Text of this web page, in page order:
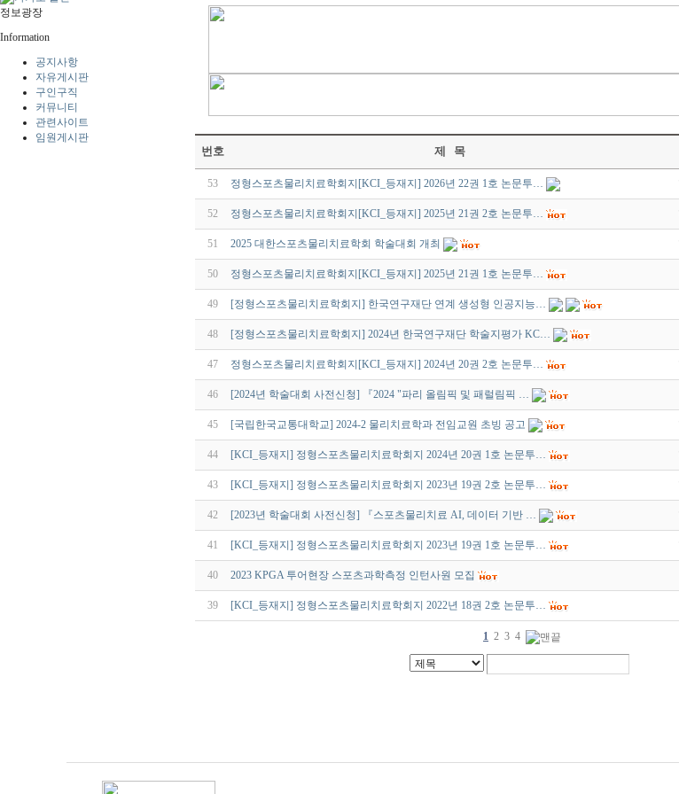
정보광장
Information
공지사항
자유게시판
구인구직
커뮤니티
관련사이트
임원게시판
번호 제 목
53 정형스포츠물리치료학회지[KCI_등재지] 2026년 22권 1호 논문투…
52 정형스포츠물리치료학회지[KCI_등재지] 2025년 21권 2호 논문투…
51 2025 대한스포츠물리치료학회 학술대회 개최
50 정형스포츠물리치료학회지[KCI_등재지] 2025년 21권 1호 논문투…
49 [정형스포츠물리치료학회지] 한국연구재단 연계 생성형 인공지능…
48 [정형스포츠물리치료학회지] 2024년 한국연구재단 학술지평가 KC…
47 정형스포츠물리치료학회지[KCI_등재지] 2024년 20권 2호 논문투…
46 [2024년 학술대회 사전신청] 『2024 "파리 올림픽 및 패럴림픽 …
45 [국립한국교통대학교] 2024-2 물리치료학과 전임교원 초빙 공고
44 [KCI_등재지] 정형스포츠물리치료학회지 2024년 20권 1호 논문투…
43 [KCI_등재지] 정형스포츠물리치료학회지 2023년 19권 2호 논문투…
42 [2023년 학술대회 사전신청] 『스포츠물리치료 AI, 데이터 기반 …
41 [KCI_등재지] 정형스포츠물리치료학회지 2023년 19권 1호 논문투…
40 2023 KPGA 투어현장 스포츠과학측정 인턴사원 모집
39 [KCI_등재지] 정형스포츠물리치료학회지 2022년 18권 2호 논문투…
1 2 3 4